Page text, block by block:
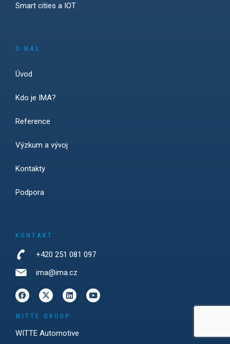
Smart cities a IOT
O NÁS
Úvod
Kdo je IMA?
Reference
Výzkum a vývoj
Kontakty
Podpora
KONTAKT
+420 251 081 097
ima@ima.cz
WITTE GROUP
WITTE Automotive